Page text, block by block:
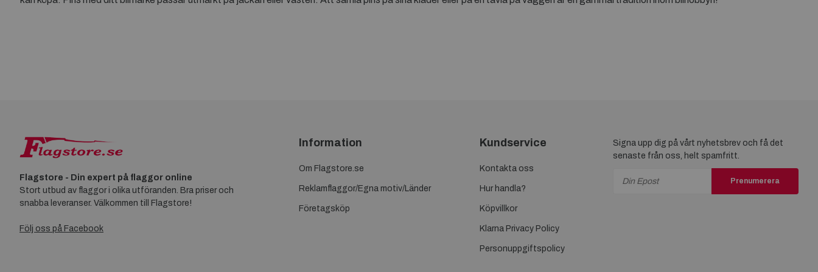
Flagstore - Din expert på flaggor online
Stort utbud av flaggor i olika utföranden. Bra priser och
snabba leveranser. Välkommen till Flagstore!
Följ oss på Facebook
Information
Om Flagstore.se
Reklamflaggor/Egna motiv/Länder
Företagsköp
Kundservice
Kontakta oss
Hur handla?
Köpvillkor
Klarna Privacy Policy
Personuppgiftspolicy
Signa upp dig på vårt nyhetsbrev och få det
senaste från oss, helt spamfritt.
Prenumerera